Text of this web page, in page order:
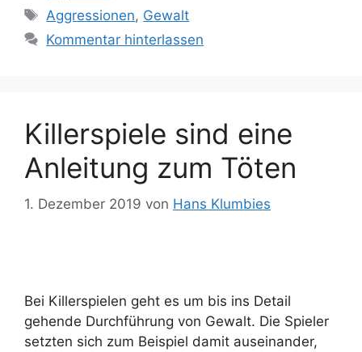
Schlagwörter
Aggressionen, Gewalt
Kommentar hinterlassen
Killerspiele sind eine
Anleitung zum Töten
1. Dezember 2019 von Hans Klumbies
Bei Killerspielen geht es um bis ins Detail
gehende Durchführung von Gewalt. Die Spieler
setzten sich zum Beispiel damit auseinander,